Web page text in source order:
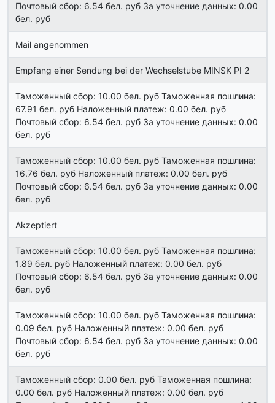
Почтовый сбор: 6.54 бел. руб За уточнение данных: 0.00
бел. руб
Mail angenommen
Empfang einer Sendung bei der Wechselstube MINSK PI 2
Таможенный сбор: 10.00 бел. руб Таможенная пошлина:
67.91 бел. руб Наложенный платеж: 0.00 бел. руб
Почтовый сбор: 6.54 бел. руб За уточнение данных: 0.00
бел. руб
Таможенный сбор: 10.00 бел. руб Таможенная пошлина:
16.76 бел. руб Наложенный платеж: 0.00 бел. руб
Почтовый сбор: 6.54 бел. руб За уточнение данных: 0.00
бел. руб
Akzeptiert
Таможенный сбор: 10.00 бел. руб Таможенная пошлина:
1.89 бел. руб Наложенный платеж: 0.00 бел. руб
Почтовый сбор: 6.54 бел. руб За уточнение данных: 0.00
бел. руб
Таможенный сбор: 10.00 бел. руб Таможенная пошлина:
0.09 бел. руб Наложенный платеж: 0.00 бел. руб
Почтовый сбор: 6.54 бел. руб За уточнение данных: 0.00
бел. руб
Таможенный сбор: 0.00 бел. руб Таможенная пошлина:
0.00 бел. руб Наложенный платеж: 0.00 бел. руб